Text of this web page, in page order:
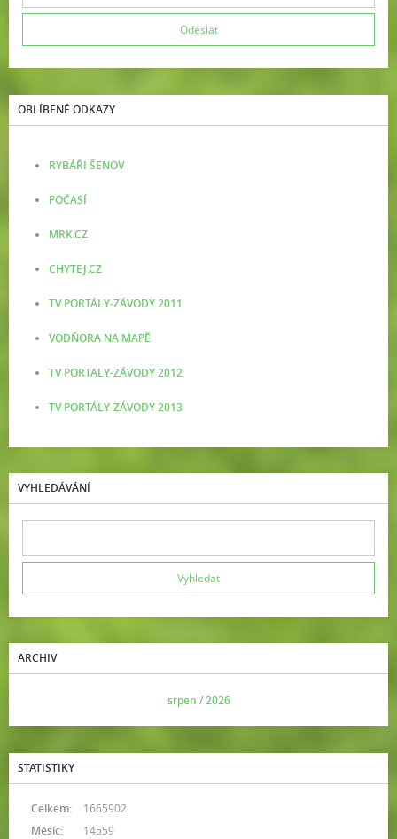
OBLÍBENÉ ODKAZY
RYBÁŘI ŠENOV
POČASÍ
MRK.CZ
CHYTEJ.CZ
TV PORTÁLY-ZÁVODY 2011
VODŇORA NA MAPĚ
TV PORTALY-ZÁVODY 2012
TV PORTÁLY-ZÁVODY 2013
VYHLEDÁVÁNÍ
ARCHIV
srpen /2026
STATISTIKY
Celkem:
1665902
Měsíc:
14559